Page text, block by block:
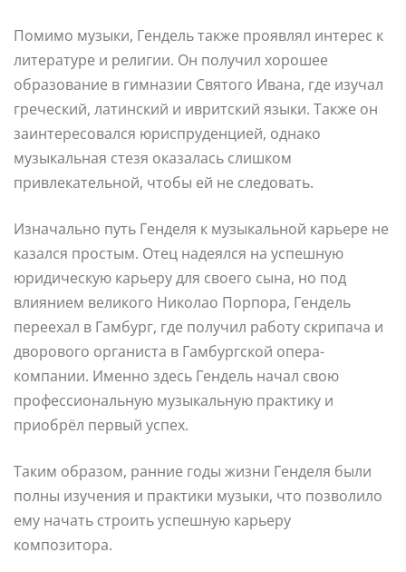
Помимо музыки, Гендель также проявлял интерес к
литературе и религии. Он получил хорошее
образование в гимназии Святого Ивана, где изучал
греческий, латинский и ивритский языки. Также он
заинтересовался юриспруденцией, однако
музыкальная стезя оказалась слишком
привлекательной, чтобы ей не следовать.
Изначально путь Генделя к музыкальной карьере не
казался простым. Отец надеялся на успешную
юридическую карьеру для своего сына, но под
влиянием великого Николао Порпора, Гендель
переехал в Гамбург, где получил работу скрипача и
дворового органиста в Гамбургской опера-
компании. Именно здесь Гендель начал свою
профессиональную музыкальную практику и
приобрёл первый успех.
Таким образом, ранние годы жизни Генделя были
полны изучения и практики музыки, что позволило
ему начать строить успешную карьеру
композитора.